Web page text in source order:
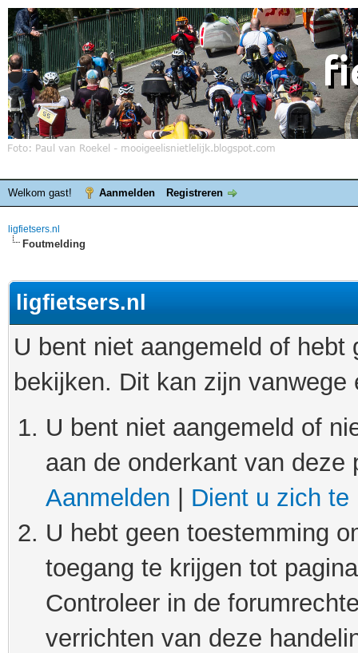
Welkom gast! Aanmelden Registreren
ligfietsers.nl
Foutmelding
ligfietsers.nl
U bent niet aangemeld of
bekijken. Dit kan zijn
U bent niet aangemeld of
aan de onderkant van
Aanmelden
Dient u zich te
U hebt geen toestemming
toegang te krijgen tot
Controleer in de
verrichten van deze